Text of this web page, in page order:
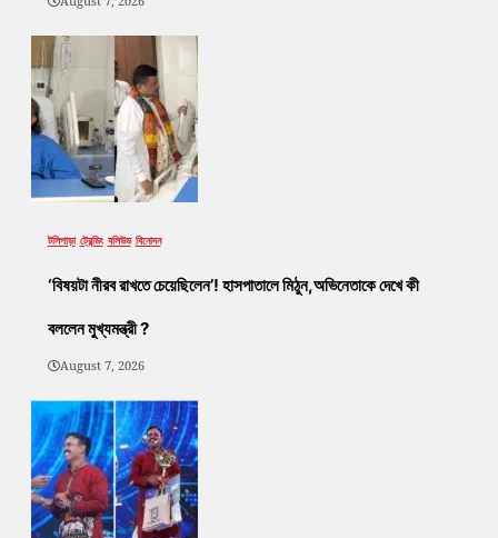
টলিপাড়া ট্রেন্ডিং বলিউড বিনোদন
‘বিষয়টা নীরব রাখতে চেয়েছিলেন’! হাসপাতালে মিঠুন,অভিনেতাকে দেখে কী
বললেন মুখ্যমন্ত্রী ?
August 7, 2026